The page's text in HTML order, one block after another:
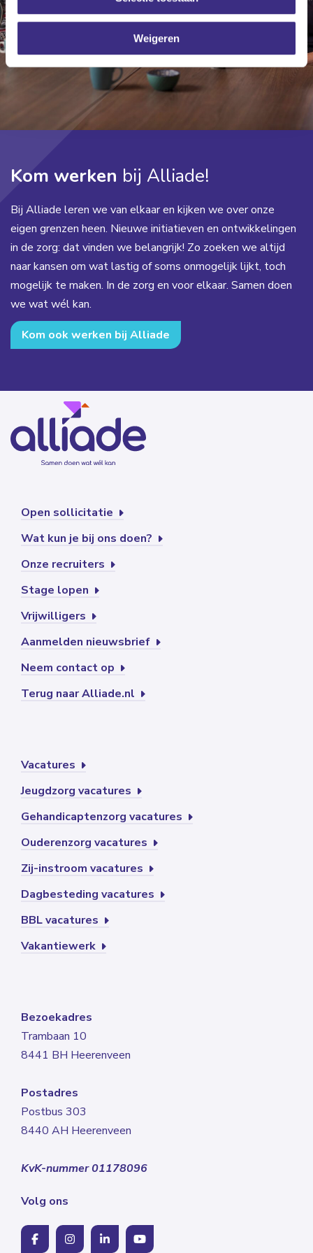
Weigeren
Kom werken bij Alliade!
Bij Alliade leren we van elkaar en kijken we over onze
eigen grenzen heen. Nieuwe initiatieven en ontwikkelingen
in de zorg: dat vinden we belangrijk! Zo zoeken we altijd
naar kansen om wat lastig of soms onmogelijk lijkt, toch
mogelijk te maken. In de zorg en voor elkaar. Samen doen
we wat wél kan.
Kom ook werken bij Alliade
Open sollicitatie
Wat kun je bij ons doen?
Onze recruiters
Stage lopen
Vrijwilligers
Aanmelden nieuwsbrief
Neem contact op
Terug naar Alliade.nl
Vacatures
Jeugdzorg vacatures
Gehandicaptenzorg vacatures
Ouderenzorg vacatures
Zij-instroom vacatures
Dagbesteding vacatures
BBL vacatures
Vakantiewerk
Bezoekadres
Trambaan 10
8441 BH Heerenveen
Postadres
Postbus 303
8440 AH Heerenveen
KvK-nummer 01178096
Volg ons